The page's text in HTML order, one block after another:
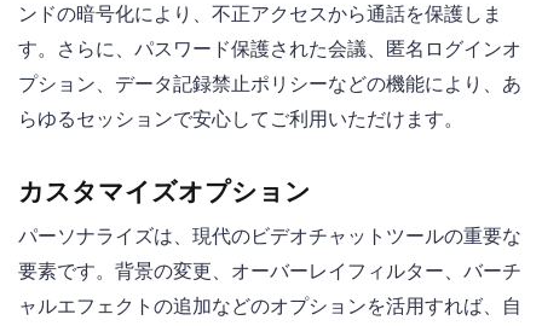
ンドの暗号化により、不正アクセスから通話を保護しま
す。さらに、パスワード保護された会議、匿名ログインオ
プション、データ記録禁止ポリシーなどの機能により、あ
らゆるセッションで安心してご利用いただけます。
カスタマイズオプション
パーソナライズは、現代のビデオチャットツールの重要な
要素です。背景の変更、オーバーレイフィルター、バーチ
ャルエフェクトの追加などのオプションを活用すれば、自